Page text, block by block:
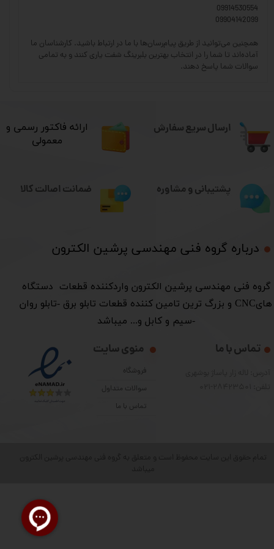
09914530554
09904142099
همچنین می‌توانید از طریق پیام‌رسان‌ها با ما در ارتباط باشید. کارشناسان ما
آماده‌اند تا شما را در انتخاب بهترین بلبرینگ شفت یاری کنند و به تمامی
سوالات شما پاسخ دهند.
ارسال سریع سفارش
درباره گروه فنی مهندسی پرشین الکترون​​​​​​​
​گروه فنی مهندسی پرشین الکترون واردکننده قطعات دستگاه
هایCNC و بزرگ ترین تامین کننده قطعات تابلو برق -تابلو روان
-سیم و کابل و... میباشد
منوی سایت
فروشگاه
سوالات متداول
تماس با ما
تماس با ما
​ارائه فاکتور رسمی و
معمولی
پشتیبانی و مشاوره ضمانت اصالت کالا